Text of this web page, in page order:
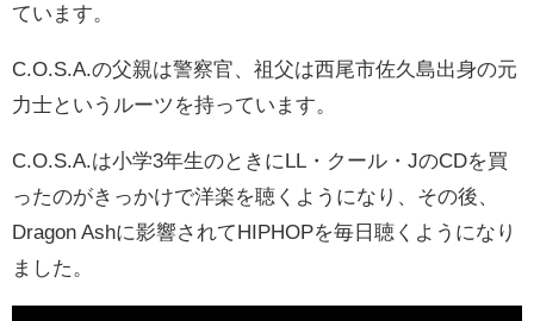
ています。
C.O.S.A.の父親は警察官、祖父は西尾市佐久島出身の元
力士というルーツを持っています。
C.O.S.A.は小学3年生のときにLL・クール・JのCDを買
ったのがきっかけで洋楽を聴くようになり、その後、
Dragon Ashに影響されてHIPHOPを毎日聴くようになり
ました。